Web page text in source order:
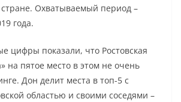
стране. Охватываемый период –
года.
цифры показали, что Ростовская
на пятое место в этом не очень
Дон делит места в топ-5 с
областью и своими соседями –